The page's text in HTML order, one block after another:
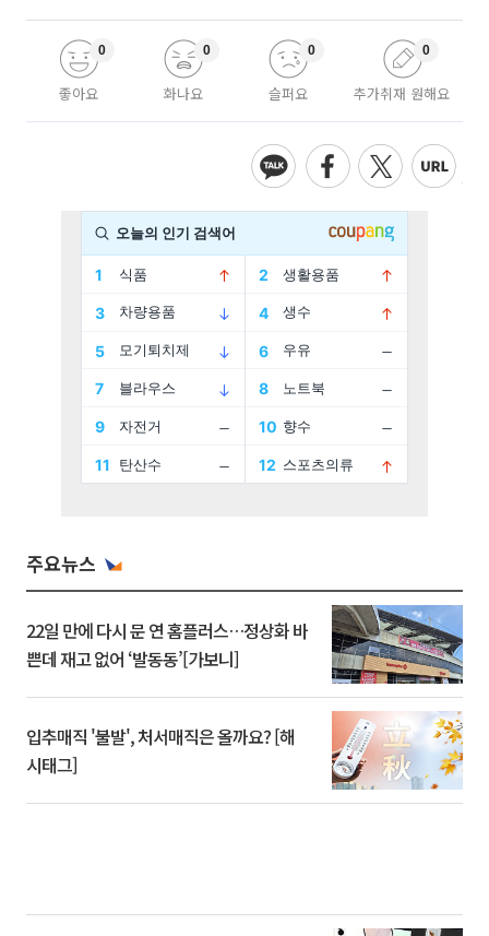
좋아요
0
화나요
0
슬퍼요
0
추가취재 원해요
0
주요뉴스
22일 만에 다시 문 연 홈플러스…정상화 바
쁜데 재고 없어 ‘발동동’[가보니]
입추매직 '불발', 처서매직은 올까요? [해
시태그]